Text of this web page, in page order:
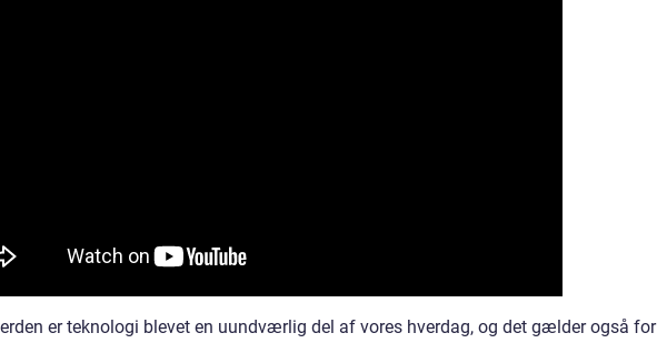
er teknologi blevet en uundværlig del af vores hverdag, og det gælder også for